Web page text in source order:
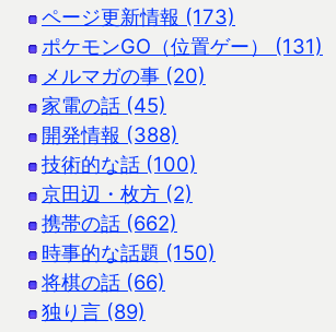
ページ更新情報 (173)
ポケモンGO（位置ゲー） (131)
メルマガの事 (20)
家電の話 (45)
開発情報 (388)
技術的な話 (100)
京田辺・枚方 (2)
携帯の話 (662)
時事的な話題 (150)
将棋の話 (66)
独り言 (89)